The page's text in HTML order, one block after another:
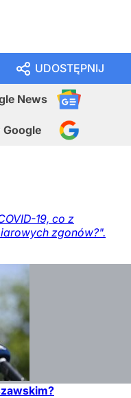
UDOSTĘPNIJ
News
Google
19, co z
zgonów?".